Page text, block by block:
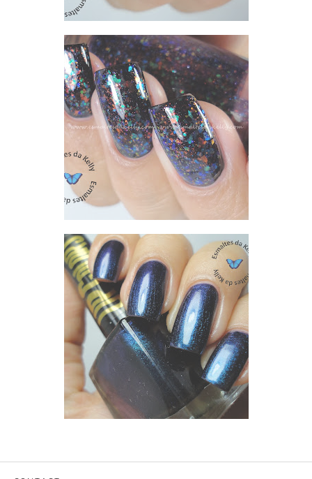
MISTURINHA DE FLOCADOS
MOSAICO - UP COLORS MULTICORES